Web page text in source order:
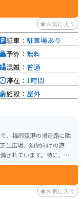
お気に入り
、福岡空港の滑走路に隣
生広場、幼児向けの遊
されています。特に、滑走
機好きの人に人気のスポ
100台分が用意されてお
、西鉄バスの大井町バス停
駐車： 駐車場あり
予算： 無料
混雑： 普通
滞在： 1時間
施設： 屋外
お気に入り